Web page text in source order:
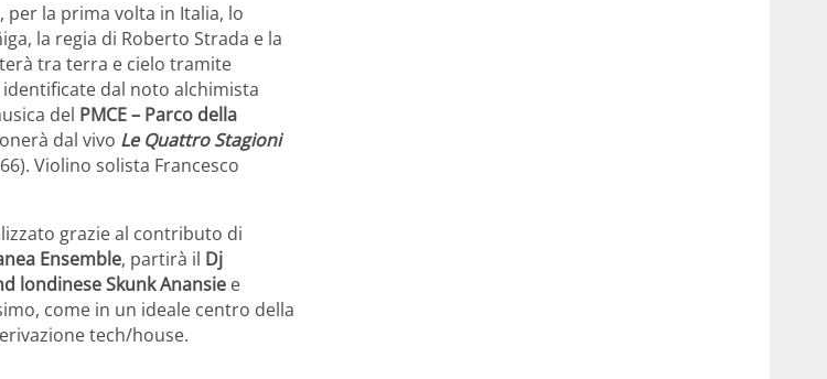
per la prima volta in Italia, lo
la regia di Roberto Strada e la
tra terra e cielo tramite
dal noto alchimista
del PMCE – Parco della
dal vivo Le Quattro Stagioni
Violino solista Francesco
grazie al contributo di
Ensemble, partirà il Dj
londinese Skunk Anansie e
come in un ideale centro della
tech/house.